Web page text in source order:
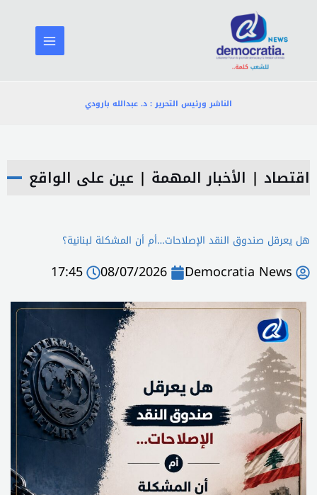
المحتوى
الناشر ورئيس التحرير : د. عبدالله بارودي
اقتصاد | الأخبار المهمة | عين على الواقع
هل يعرقل صندوق النقد الإصلاحات…أم أن المشكلة لبنانية؟
Democratia News
08/07/2026
17:45